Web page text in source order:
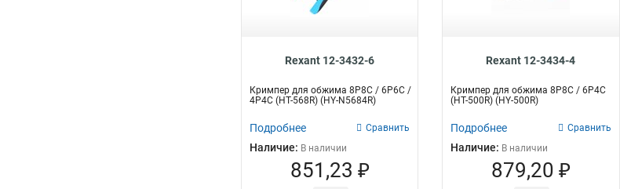
Rexant 12-3432-6
Кримпер для обжима 8P8C / 6P6C /
4P4C (HT-568R) (HY-N5684R)
Подробнее Сравнить
Наличие: В наличии
851,23 ₽
Rexant 12-3434-4
Кримпер для обжима 8P8C / 6P4C
(HT-500R) (HY-500R)
Подробнее Сравнить
Наличие: В наличии
879,20 ₽